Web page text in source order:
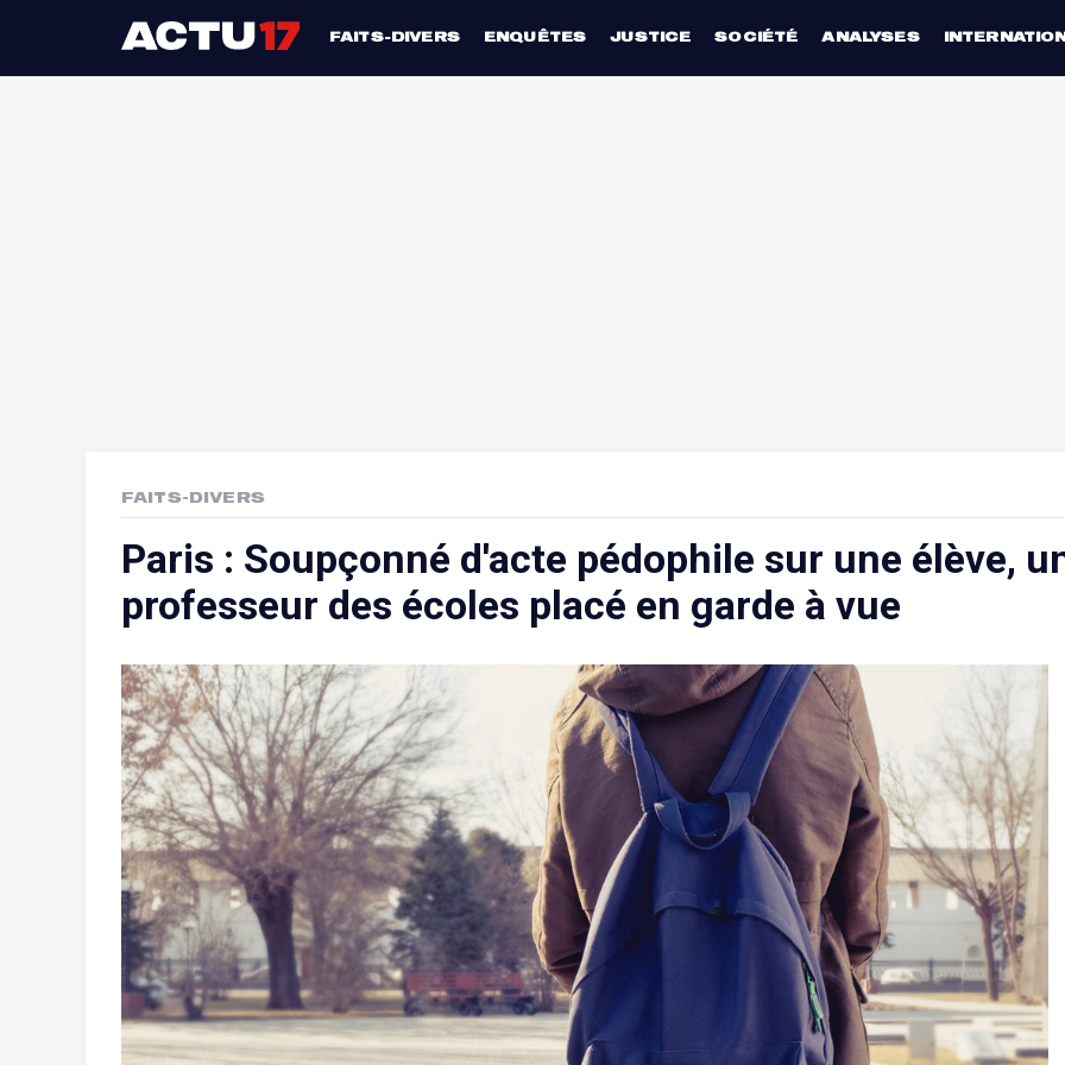
FAITS-DIVERS ENQUÊTES JUSTICE SOCIÉTÉ ANALYSES
FAITS-DIVERS
Paris : Soupçonné d'acte pédophile sur une élève,
professeur des écoles placé en garde à vue